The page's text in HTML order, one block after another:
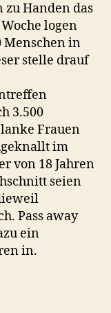
Handen das
logen
Menschen in
stelle drauf
3.500
Frauen
im
von 18 Jahren
seien
Pass away
ein
in.